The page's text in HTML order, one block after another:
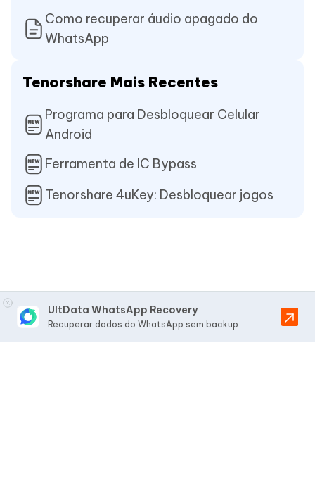
Como recuperar áudio apagado do
WhatsApp
Tenorshare Mais Recentes
Programa para Desbloquear Celular
Android
Ferramenta de IC Bypass
Tenorshare 4uKey: Desbloquear jogos
UltData WhatsApp Recovery
Recuperar dados do WhatsApp sem backup